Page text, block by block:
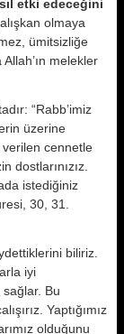
etki edeceğini
olmaya
ümitsizliğe
Allah’ın melekler
“Rabb’imiz
üzerine
verilen cennetle
dostlarınızız.
istediğiniz
30, 31.
biliriz.
iyi
sağlar. Bu
Yaptığımız
olduğunu